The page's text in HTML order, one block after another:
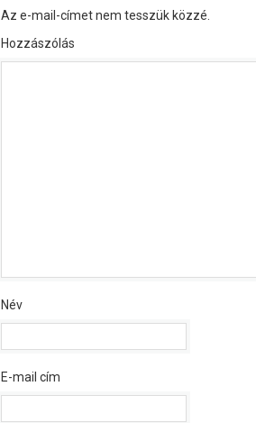
Az e-mail-címet nem tesszük közzé.
Hozzászólás
Név
E-mail cím